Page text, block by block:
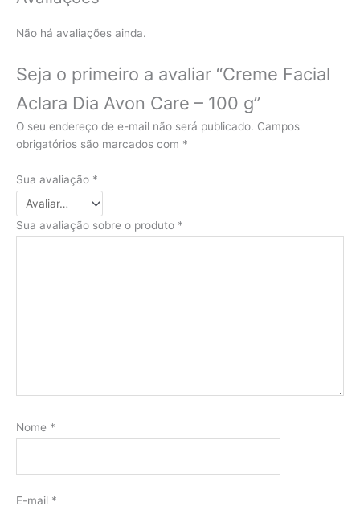
Não há avaliações ainda.
Seja o primeiro a avaliar “Creme Facial
Aclara Dia Avon Care – 100 g”
O seu endereço de e-mail não será publicado. Campos
obrigatórios são marcados com *
Sua avaliação *
Sua avaliação sobre o produto *
Nome *
E-mail *